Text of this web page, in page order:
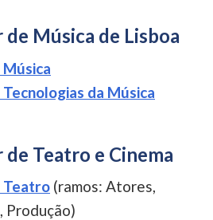
de Música de Lisboa
da Música
de Teatro e Cinema
Teatro (ramos: Atores,
Produção)